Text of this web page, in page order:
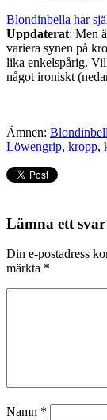
Blondinbella har
Uppdaterat: Men
variera synen på
lika enkelspårig.
något ironiskt
Ämnen:
Löwengrip, kropp,
Lämna ett svar
Din e-postadress
märkta *
Namn *